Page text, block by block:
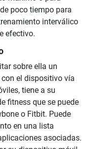
poco tiempo para
interválico
efectivo.
sobre ella un
el dispositivo vía
tiene a su
fitness que se puede
o Fitbit. Puede
en una lista
asociadas.